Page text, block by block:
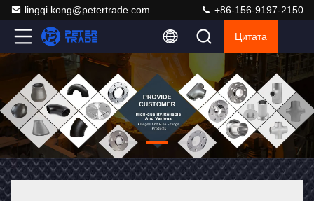
lingqi.kong@petertrade.com +86-156-9197-2150
Цитата